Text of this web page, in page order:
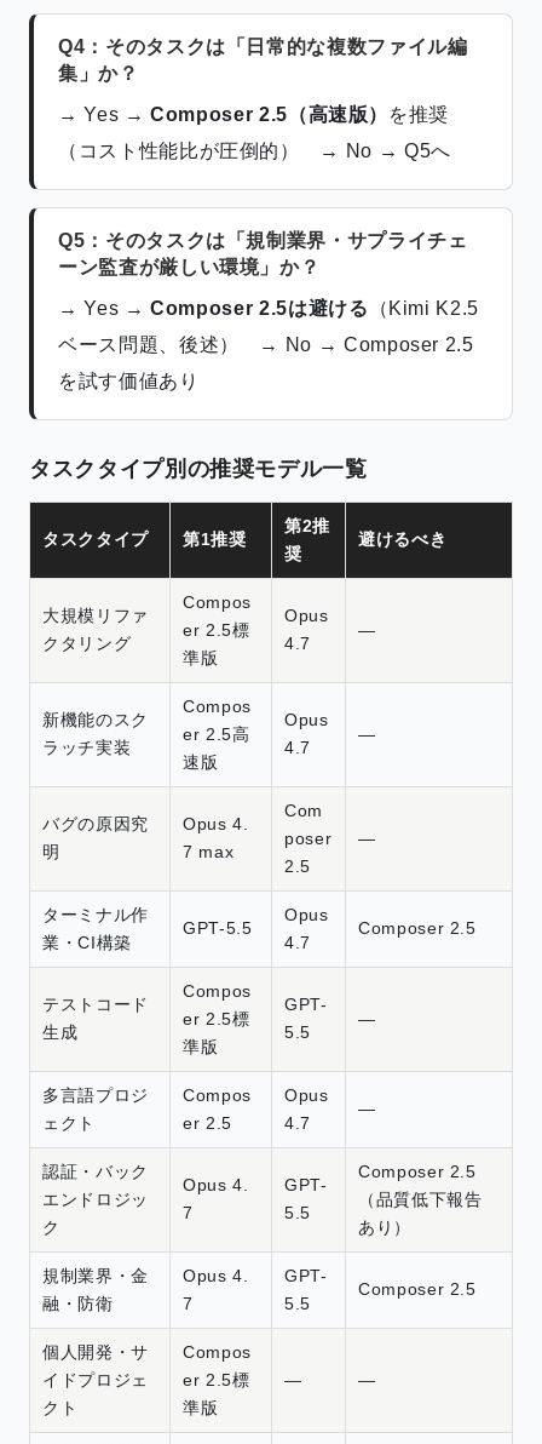
Q4：そのタスクは「日常的な複数ファイル編
集」か？
→ Yes →Composer 2.5（高速版）
を推奨
（コスト性能比が圧倒的） → No → Q5へ
Q5：そのタスクは「規制業界・サプライチェ
ーン監査が厳しい環境」か？
→ Yes →Composer 2.5は避ける （Kimi K2.5
ベース問題、後述） → No → Composer 2.5
を試す価値あり
タスクタイプ別の推奨モデル一覧
タスクタイプ 第1推奨
第2推
奨
避けるべき
大規模リファ
クタリング
Compos
er 2.5標
準版
Opus
4.7
—
新機能のスク
ラッチ実装
Compos
er 2.5高
速版
Opus
4.7
—
バグの原因究
明
Opus 4.
7 max
Com
poser
2.5
—
ターミナル作
業・CI構築
GPT-5.5
Opus
4.7
Composer 2.5
テストコード
生成
Compos
er 2.5標
準版
GPT-
5.5
—
多言語プロジ
ェクト
Compos
er 2.5
Opus
4.7
—
認証・バック
エンドロジッ
ク
Opus 4.
7
GPT-
5.5
Composer 2.5
（品質低下報告
あり）
規制業界・金
融・防衛
Opus 4.
7
GPT-
5.5
Composer 2.5
個人開発・サ
イドプロジェ
クト
Compos
er 2.5標
準版
— —